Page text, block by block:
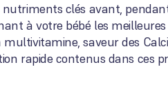
clés avant,
à votre bébé les meilleures
saveur des
rapide contenus dans ces